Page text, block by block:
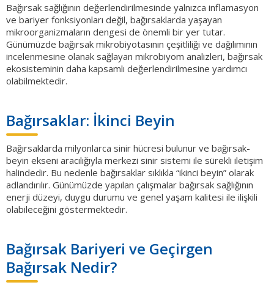
Bağırsak sağlığının değerlendirilmesinde yalnızca inflamasyon
ve bariyer fonksiyonları değil, bağırsaklarda yaşayan
mikroorganizmaların dengesi de önemli bir yer tutar.
Günümüzde bağırsak mikrobiyotasının çeşitliliği ve dağılımının
incelenmesine olanak sağlayan mikrobiyom analizleri, bağırsak
ekosisteminin daha kapsamlı değerlendirilmesine yardımcı
olabilmektedir.
Bağırsaklar: İkinci Beyin
Bağırsaklarda milyonlarca sinir hücresi bulunur ve bağırsak-
beyin ekseni aracılığıyla merkezi sinir sistemi ile sürekli iletişim
halindedir. Bu nedenle bağırsaklar sıklıkla “ikinci beyin” olarak
adlandırılır. Günümüzde yapılan çalışmalar bağırsak sağlığının
enerji düzeyi, duygu durumu ve genel yaşam kalitesi ile ilişkili
olabileceğini göstermektedir.
Bağırsak Bariyeri ve Geçirgen
Bağırsak Nedir?